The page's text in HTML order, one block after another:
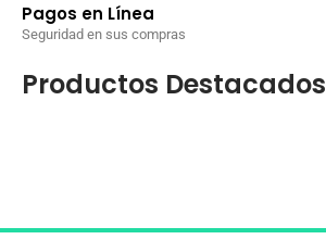
Pagos en Línea
Seguridad en sus compras
Productos Destacados